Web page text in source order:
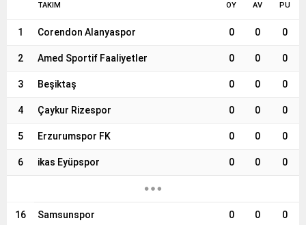
TAKIM OY AV PU
1 Corendon Alanyaspor 0 0 0
2 Amed Sportif Faaliyetler 0 0 0
3 Beşiktaş 0 0 0
4 Çaykur Rizespor 0 0 0
5 Erzurumspor FK 0 0 0
6 ikas Eyüpspor 0 0 0
16 Samsunspor 0 0 0